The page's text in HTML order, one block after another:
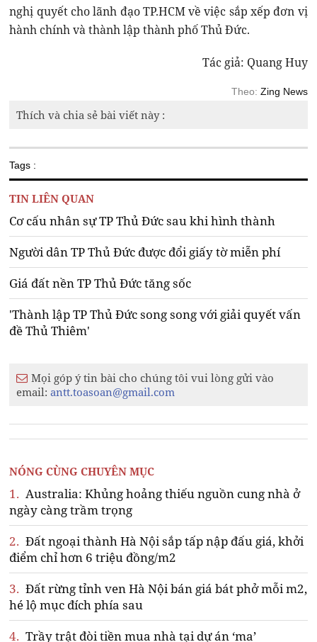
nghị quyết cho lãnh đạo TP.HCM về việc sắp xếp đơn vị
hành chính và thành lập thành phố Thủ Đức.
Tác giả: Quang Huy
Theo: Zing News
Thích và chia sẻ bài viết này :
Tags :
TIN LIÊN QUAN
Cơ cấu nhân sự TP Thủ Đức sau khi hình thành
Người dân TP Thủ Đức được đổi giấy tờ miễn phí
Giá đất nền TP Thủ Đức tăng sốc
'Thành lập TP Thủ Đức song song với giải quyết vấn
đề Thủ Thiêm'
Mọi góp ý tin bài cho chúng tôi vui lòng gửi vào
email:antt.toasoan@gmail.com
NÓNG CÙNG CHUYÊN MỤC
1. Australia: Khủng hoảng thiếu nguồn cung nhà ở
ngày càng trầm trọng
2. Đất ngoại thành Hà Nội sắp tấp nập đấu giá, khởi
điểm chỉ hơn 6 triệu đồng/m2
3. Đất rừng tỉnh ven Hà Nội bán giá bát phở mỗi m2,
hé lộ mục đích phía sau
4. Trầy trật đòi tiền mua nhà tại dự án ‘ma’